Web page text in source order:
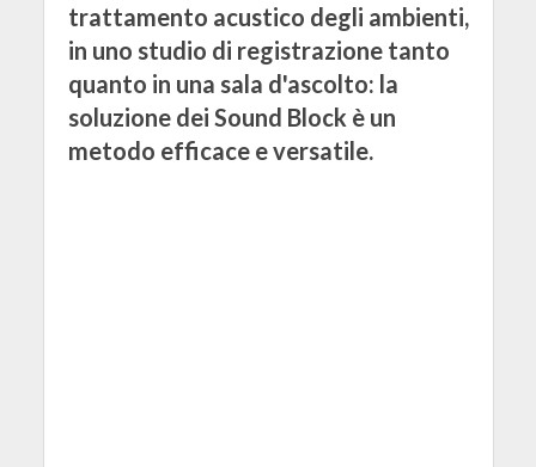
trattamento acustico degli ambienti,
in uno studio di registrazione tanto
quanto in una sala d'ascolto: la
soluzione dei Sound Block è un
metodo efficace e versatile.